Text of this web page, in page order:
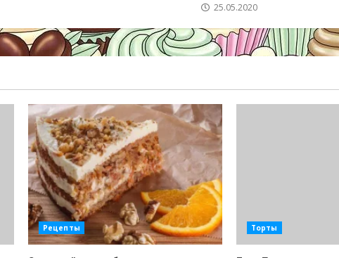
25.05.2020
Рецепты Торты